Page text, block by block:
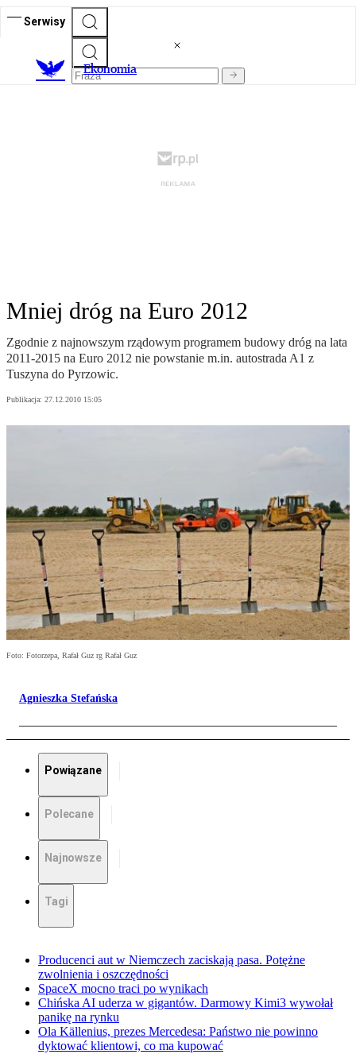
Serwisy
Ekonomia
Mniej dróg na Euro 2012
Zgodnie z najnowszym rządowym programem budowy dróg na lata
2011-2015 na Euro 2012 nie powstanie m.in. autostrada A1 z
Tuszyna do Pyrzowic.
Publikacja: 27.12.2010 15:05
Foto: Fotorzepa, Rafał Guz rg Rafał Guz
Agnieszka Stefańska
Powiązane
Polecane
Najnowsze
Tagi
Producenci aut w Niemczech zaciskają pasa. Potężne
zwolnienia i oszczędności
SpaceX mocno traci po wynikach
Chińska AI uderza w gigantów. Darmowy Kimi3 wywołał
panikę na rynku
Ola Källenius, prezes Mercedesa: Państwo nie powinno
dyktować klientowi, co ma kupować